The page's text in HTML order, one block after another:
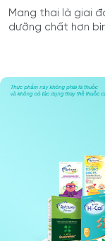
Mang thai là giai
dưỡng chất hơn